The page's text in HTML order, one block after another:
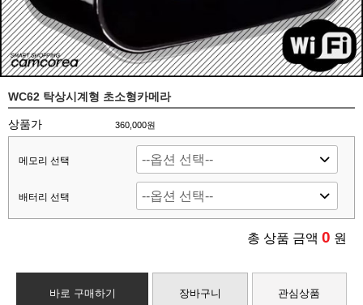
WC62 탁상시계형 초소형카메라
상품가 360,000원
메모리 선택
배터리 선택
총 상품 금액 0 원
바로 구매하기 장바구니 관심상품